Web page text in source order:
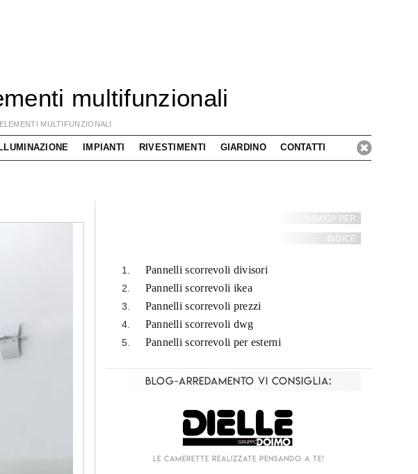
multifunzionali
MULTIFUNZIONALI
ILLUMINAZIONE IMPIANTI RIVESTIMENTI GIARDINO CONTATTI
NAVIGA PER:
INDICE:
Pannelli scorrevoli divisori
Pannelli scorrevoli ikea
Pannelli scorrevoli prezzi
Pannelli scorrevoli dwg
Pannelli scorrevoli per esterni
Blog-Arredamento vi consiglia: